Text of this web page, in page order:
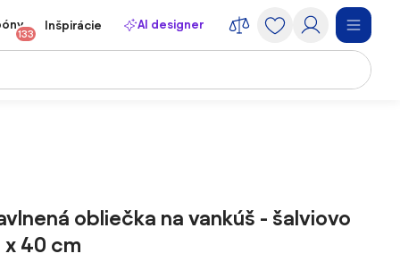
133
Inšpirácie AI designer
obliečka na vankúš - šalviovo
x 40 cm